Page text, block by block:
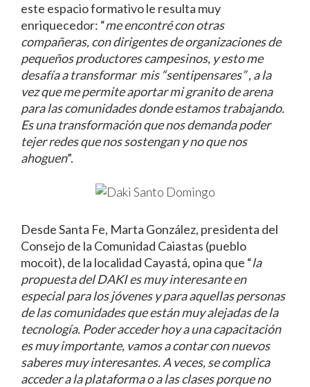
este espacio formativo le resulta muy
enriquecedor: “me encontré con otras
compañeras, con dirigentes de organizaciones de
pequeños productores campesinos, y esto me
desafía a transformar mis “sentipensares” , a la
vez que me permite aportar mi granito de arena
para las comunidades donde estamos trabajando.
Es una transformación que nos demanda poder
tejer redes que nos sostengan y no que nos
ahoguen”.
Desde Santa Fe, Marta González, presidenta del
Consejo de la Comunidad Caiastas (pueblo
mocoit), de la localidad Cayastá, opina que “la
propuesta del DAKI es muy interesante en
especial para los jóvenes y para aquellas personas
de las comunidades que están muy alejadas de la
tecnología. Poder acceder hoy a una capacitación
es muy importante, vamos a contar con nuevos
saberes muy interesantes. A veces, se complica
acceder a la plataforma o a las clases porque no